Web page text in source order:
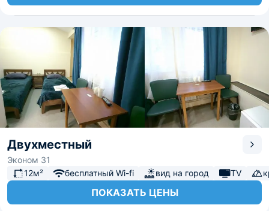
Двухместный
Эконом 31
12м²
бесплатный Wi-fi вид на город TV
ПОКАЗАТЬ ЦЕНЫ